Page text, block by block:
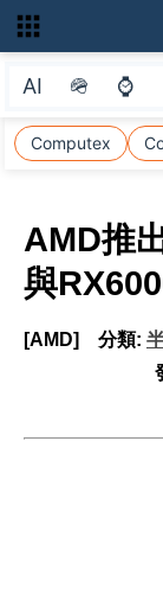
AI 🪖 ⌚
Computex
AMD推
與
[AMD] 分類: